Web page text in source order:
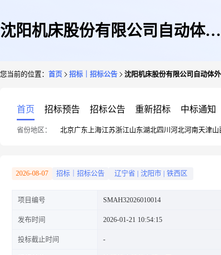
沈阳机床股份有限公司自动体外
您当前的位置： 首页 招标｜招标公告 沈阳机床股份有限公司自动体
首页 招标预告 招标公告 重新招标 中标通知
省份地区： 北京广东 上海江苏浙江山东湖北四川 河北河南天津山
2026-08-07 招标｜招标公告 辽宁省 沈阳市 铁西区
项目编号 SMAH32026010014
发布时间 2026-01-21 10:54:15
投标截止时间